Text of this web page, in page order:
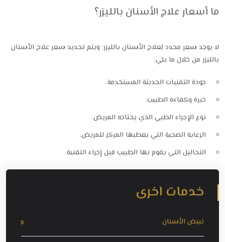
خدمات اخرى
تبيض الأسنان
ما أسعار علاج الأسنان بالليزر؟
لا يوجد سعر محدد لعلاج الأسنان بالليزر؛ ويتم تحديد سعر علاج الأسنان
بالليزر من خلال ما يلي:
جودة التقنيات الحديثة المستخدمة.
خبرة وكفاءة الطبيب.
نوع الإجراء الطبي الذي يحتاجه المريض.
الرعاية الصحية التي يعطيها المركز للمريض.
التحاليل التي يقوم بها الطبيب قبل إجراء التقنية.